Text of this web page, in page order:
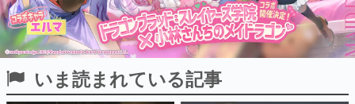
ピックアップ
いま読まれている記事